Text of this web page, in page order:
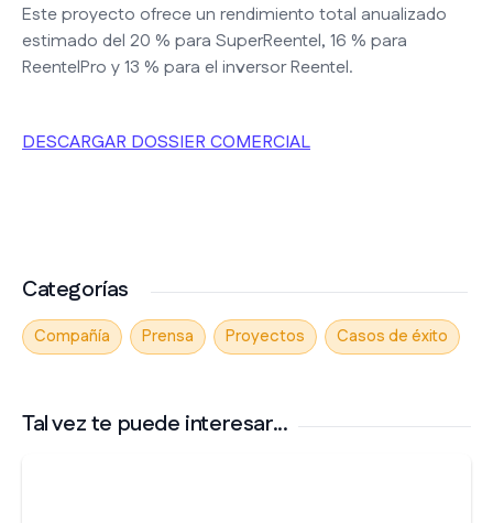
Este proyecto ofrece un rendimiento total anualizado
estimado del 20 % para SuperReentel, 16 % para
ReentelPro y 13 % para el inversor Reentel.
DESCARGAR DOSSIER COMERCIAL
Categorías
Compañía Prensa Proyectos Casos de éxito
Tal vez te puede interesar...